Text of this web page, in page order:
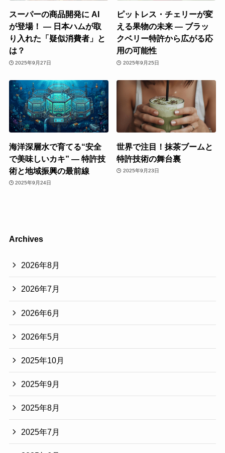
スーパーの商品開発に AI
が登場！ ― 日本ハムが取
り入れた「疑似消費者」と
は？
2025年9月27日
ピットレス・チェリーが変
える果物の未来 ― ブラッ
クベリー特許から広がる応
用の可能性
2025年9月25日
海洋深層水で育てる“安全
で美味しいカキ” ― 特許技
術と地域振興の最前線
2025年9月24日
世界で注目！抹茶ブームと
特許技術の舞台裏
2025年9月23日
Archives
2026年8月
2026年7月
2026年6月
2026年5月
2025年10月
2025年9月
2025年8月
2025年7月